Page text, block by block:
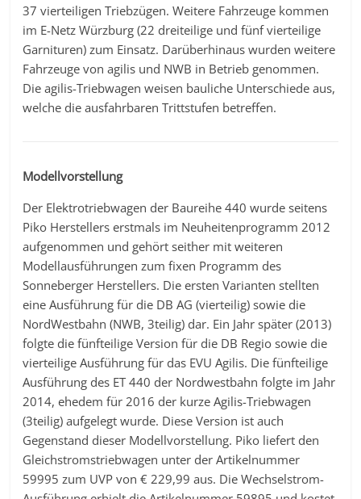
37 vierteiligen Triebzügen. Weitere Fahrzeuge kommen
im E-Netz Würzburg (22 dreiteilige und fünf vierteilige
Garnituren) zum Einsatz. Darüberhinaus wurden weitere
Fahrzeuge von agilis und NWB in Betrieb genommen.
Die agilis-Triebwagen weisen bauliche Unterschiede aus,
welche die ausfahrbaren Trittstufen betreffen.
Modellvorstellung
Der Elektrotriebwagen der Baureihe 440 wurde seitens
Piko Herstellers erstmals im Neuheitenprogramm 2012
aufgenommen und gehört seither mit weiteren
Modellausführungen zum fixen Programm des
Sonneberger Herstellers. Die ersten Varianten stellten
eine Ausführung für die DB AG (vierteilig) sowie die
NordWestbahn (NWB, 3teilig) dar. Ein Jahr später (2013)
folgte die fünfteilige Version für die DB Regio sowie die
vierteilige Ausführung für das EVU Agilis. Die fünfteilige
Ausführung des ET 440 der Nordwestbahn folgte im Jahr
2014, ehedem für 2016 der kurze Agilis-Triebwagen
(3teilig) aufgelegt wurde. Diese Version ist auch
Gegenstand dieser Modellvorstellung. Piko liefert den
Gleichstromstriebwagen unter der Artikelnummer
59995 zum UVP von € 229,99 aus. Die Wechselstrom-